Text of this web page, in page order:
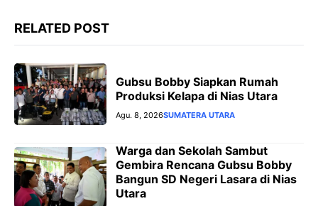
RELATED POST
Gubsu Bobby Siapkan Rumah
Produksi Kelapa di Nias Utara
Agu. 8, 2026SUMATERA UTARA
Warga dan Sekolah Sambut
Gembira Rencana Gubsu Bobby
Bangun SD Negeri Lasara di Nias
Utara